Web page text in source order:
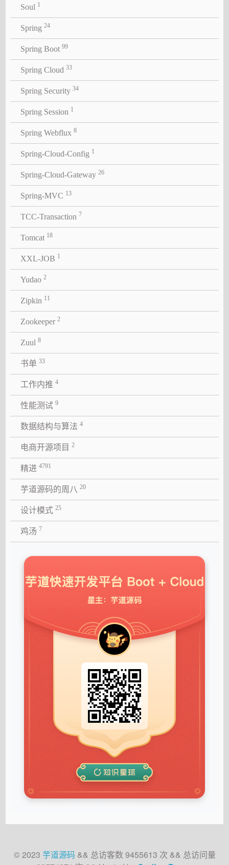
Soul 1
Spring 24
Spring Boot 99
Spring Cloud 33
Spring Security 34
Spring Session 1
Spring Webflux 8
Spring-Cloud-Config 1
Spring-Cloud-Gateway 26
Spring-MVC 13
TCC-Transaction 7
Tomcat 18
XXL-JOB 1
Yudao 2
Zipkin 11
Zookeeper 2
Zuul 8
书单 33
工作内推 4
性能测试 9
数据结构与算法 4
电商开源项目 2
精进 4791
芋道源码的周八 20
设计模式 25
鸡汤 7
© 2023 芋道源码 && 总访客数 9455613 次 && 总访问量